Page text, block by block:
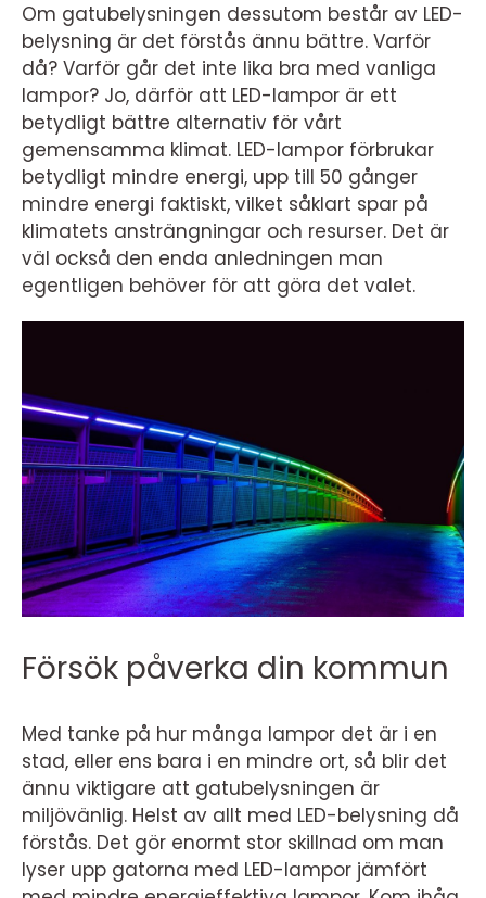
Om gatubelysningen dessutom består av LED-
belysning är det förstås ännu bättre. Varför
då? Varför går det inte lika bra med vanliga
lampor? Jo, därför att LED-lampor är ett
betydligt bättre alternativ för vårt
gemensamma klimat. LED-lampor förbrukar
betydligt mindre energi, upp till 50 gånger
mindre energi faktiskt, vilket såklart spar på
klimatets ansträngningar och resurser. Det är
väl också den enda anledningen man
egentligen behöver för att göra det valet.
Försök påverka din kommun
Med tanke på hur många lampor det är i en
stad, eller ens bara i en mindre ort, så blir det
ännu viktigare att gatubelysningen är
miljövänlig. Helst av allt med LED-belysning då
förstås. Det gör enormt stor skillnad om man
lyser upp gatorna med LED-lampor jämfört